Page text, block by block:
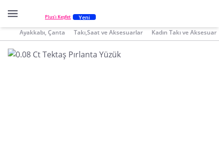
Plus'ı Keşfet Yeni
Ayakkabı, Çanta Takı,Saat ve Aksesuarlar Kadın Takı ve Aksesuar